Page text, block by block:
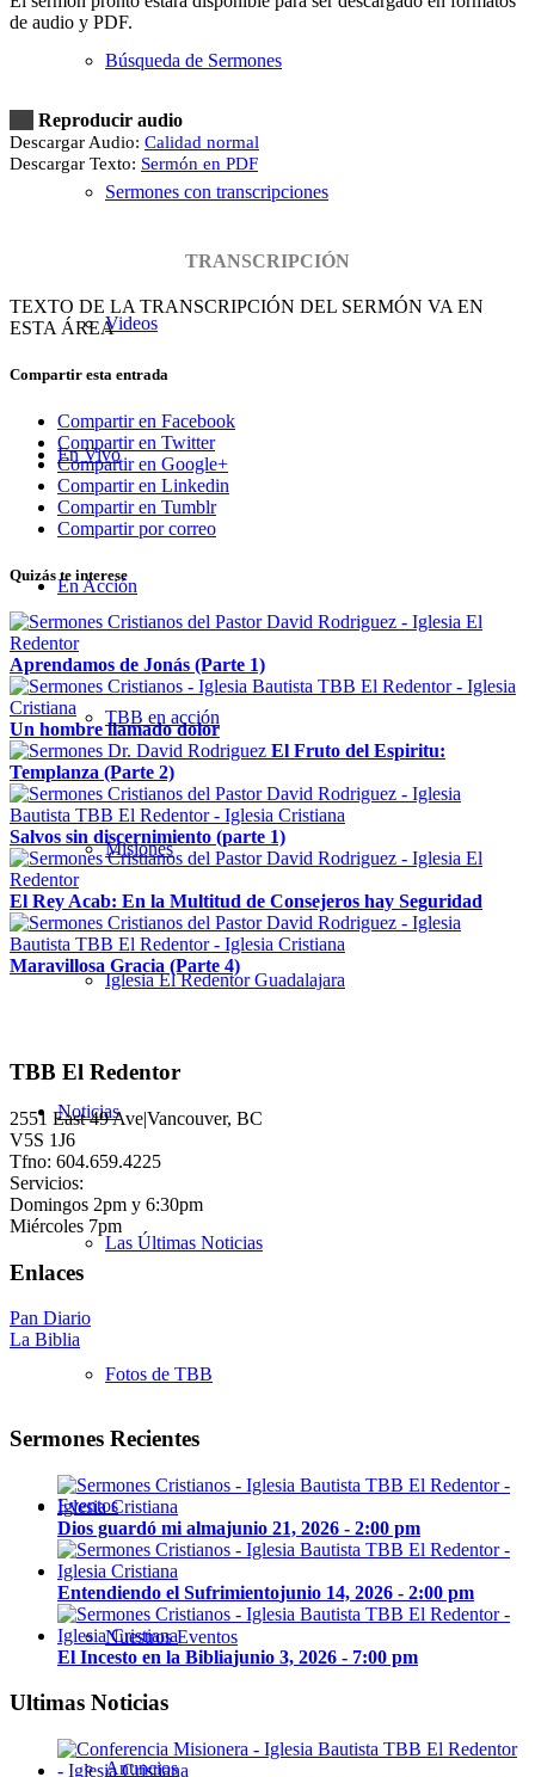
Búsqueda de Sermones
Sermones con transcripciones
Videos
En Vivo
En Acción
TBB en acción
Misiones
Iglesia El Redentor Guadalajara
Noticias
Las Últimas Noticias
Fotos de TBB
Eventos
Nuestros Eventos
Anuncios
de audio y PDF.
Reproducir audio
Descargar Audio: Calidad normal
Descargar Texto: Sermón en PDF
TRANSCRIPCIÓN
TEXTO DE LA TRANSCRIPCIÓN DEL SERMÓN VA EN
ESTA ÁREA
Compartir esta entrada
Compartir en Facebook
Compartir en Twitter
Compartir en Google+
Compartir en Linkedin
Compartir en Tumblr
Compartir por correo
Quizás te interese
Aprendamos de Jonás (Parte 1)
Un hombre llamado dolor
El Fruto del Espiritu:
Templanza (Parte 2)
Salvos sin discernimiento (parte 1)
El Rey Acab: En la Multitud de Consejeros hay Seguridad
Maravillosa Gracia (Parte 4)
TBB El Redentor
2551 East 49 Ave|Vancouver, BC
V5S 1J6
Tfno: 604.659.4225
Servicios:
Domingos 2pm y 6:30pm
Miércoles 7pm
Enlaces
Pan Diario
La Biblia
Sermones Recientes
Dios guardó mi almajunio 21, 2026 - 2:00 pm
Entendiendo el Sufrimientojunio 14, 2026 - 2:00 pm
El Incesto en la Bibliajunio 3, 2026 - 7:00 pm
Ultimas Noticias